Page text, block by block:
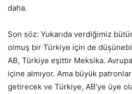
daha.
Son söz: Yukarıda verdiğimiz
olmuş bir Türkiye için de
AB, Türkiye eşittir Meksika.
içine almıyor. Ama büyük
getirecek ve Türkiye, AB’ye üye